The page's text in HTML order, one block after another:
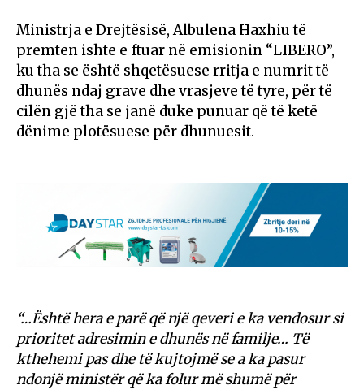
Ministrja e Drejtësisë, Albulena Haxhiu të
premten ishte e ftuar në emisionin “LIBERO”,
ku tha se është shqetësuese rritja e numrit të
dhunës ndaj grave dhe vrasjeve të tyre, për të
cilën gjë tha se janë duke punuar që të ketë
dënime plotësuese për dhunuesit.
“…Është hera e parë që një qeveri e ka vendosur si
prioritet adresimin e dhunës në familje… Të
kthehemi pas dhe të kujtojmë se a ka pasur
ndonjë ministër që ka folur më shumë për